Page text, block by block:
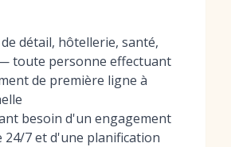
détail, hôtellerie, santé,
toute personne effectuant
de première ligne à
besoin d'un engagement
24/7 et d'une planification